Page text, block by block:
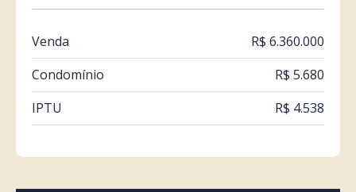
Venda
R$ 6.360.000
Condomínio
R$ 5.680
IPTU
R$ 4.538